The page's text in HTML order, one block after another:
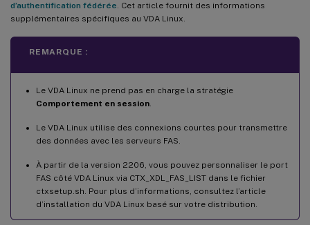
d’authentification fédérée . Cet article fournit des informations
supplémentaires spécifiques au VDA Linux.
REMARQUE :
Le VDA Linux ne prend pas en charge la stratégie
Comportement en session
Le VDA Linux utilise des connexions courtes pour transmettre
des données avec les serveurs FAS.
À partir de la version 2206, vous pouvez personnaliser le port
FAS côté VDA Linux via CTX_XDL_FAS_LIST dans le fichier
ctxsetup.sh. Pour plus d’informations, consultez l’article
d’installation du VDA Linux basé sur votre distribution.